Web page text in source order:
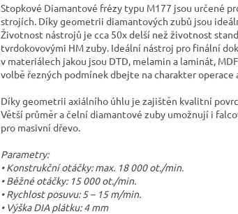
Stopkové Diamantové frézy typu M177 jsou určené
strojích. Díky geometrii diamantových zubů jsou
Životnost nástrojů je cca 50x delší než životnost
tvrdokovovými HM zuby. Ideální nástroj pro finální
v materiálech jakou jsou DTD, melamin a laminát,
volbě řezných podmínek dbejte na charakter
Díky geometrii axiálního úhlu je zajištěn kvalitní
Větší průměr a čelní diamantové zuby umožnují i
pro masivní dřevo.
Parametry:
• Konstrukční otáčky: max. 18 000 ot./min.
• Běžné otáčky: 15 000 ot./min.
• Rychlost posuvu: 5 – 15 m/min.
• Výška DIA plátku: 4 mm